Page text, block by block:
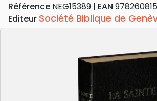
Référence NEG15389 EAN
Editeur Société Biblique de